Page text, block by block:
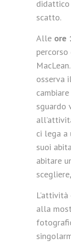
scatto.
Alle ore
osserva
sguardo
ci lega a
suoi
abitare
alla